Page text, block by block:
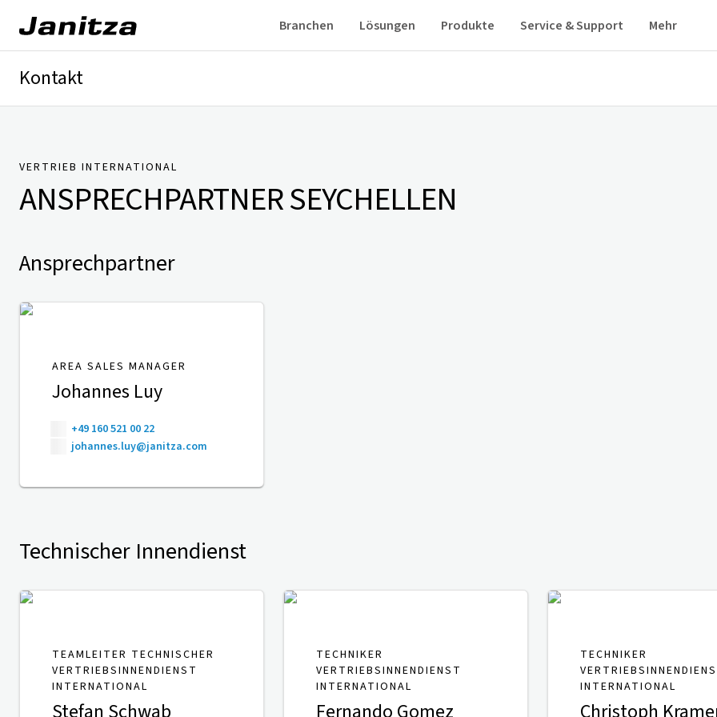
Branchen Lösungen Produkte Service & Support Mehr
Kontakt
VERTRIEB INTERNATIONAL
ANSPRECHPARTNERSEYCHELLEN
Ansprechpartner
AREA SALES MANAGER
Johannes Luy
+49 160 521 00 22
johannes.luy@janitza.com
Technischer Innendienst
TEAMLEITER TECHNISCHER
VERTRIEBSINNENDIENST
INTERNATIONAL
TECHNIKER
VERTRIEBSINNENDIENST
INTERNATIONAL
TECHNIKER
INTERNATIONAL